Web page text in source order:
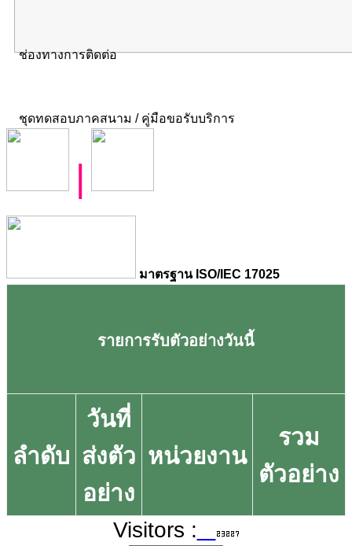
ช่องทางการติดต่อ
ชุดทดสอบภาคสนาม / คู่มือขอรับบริการ
มาตรฐาน ISO/IEC 17025
รายการรับตัวอย่างวันนี้
ลำดับ
วันที่
ส่งตัว
อย่าง
หน่วยงาน
รวม
ตัวอย่าง
Visitors :